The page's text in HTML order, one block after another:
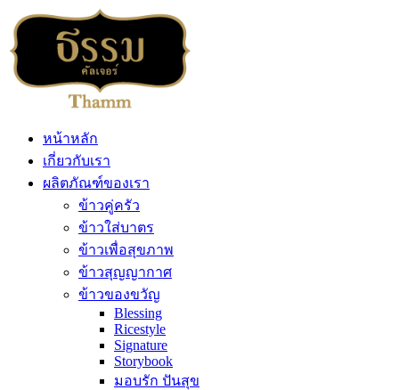
หน้าหลัก
เกี่ยวกับเรา
ผลิตภัณฑ์ของเรา
ข้าวคู่ครัว
ข้าวใส่บาตร
ข้าวเพื่อสุขภาพ
ข้าวสุญญากาศ
ข้าวของขวัญ
Blessing
Ricestyle
Signature
Storybook
มอบรัก ปันสุข